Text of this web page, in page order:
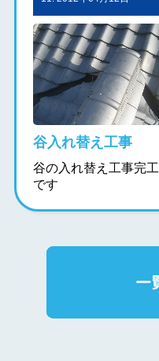
谷入れ替え工事
谷の入れ替え工事完工
です